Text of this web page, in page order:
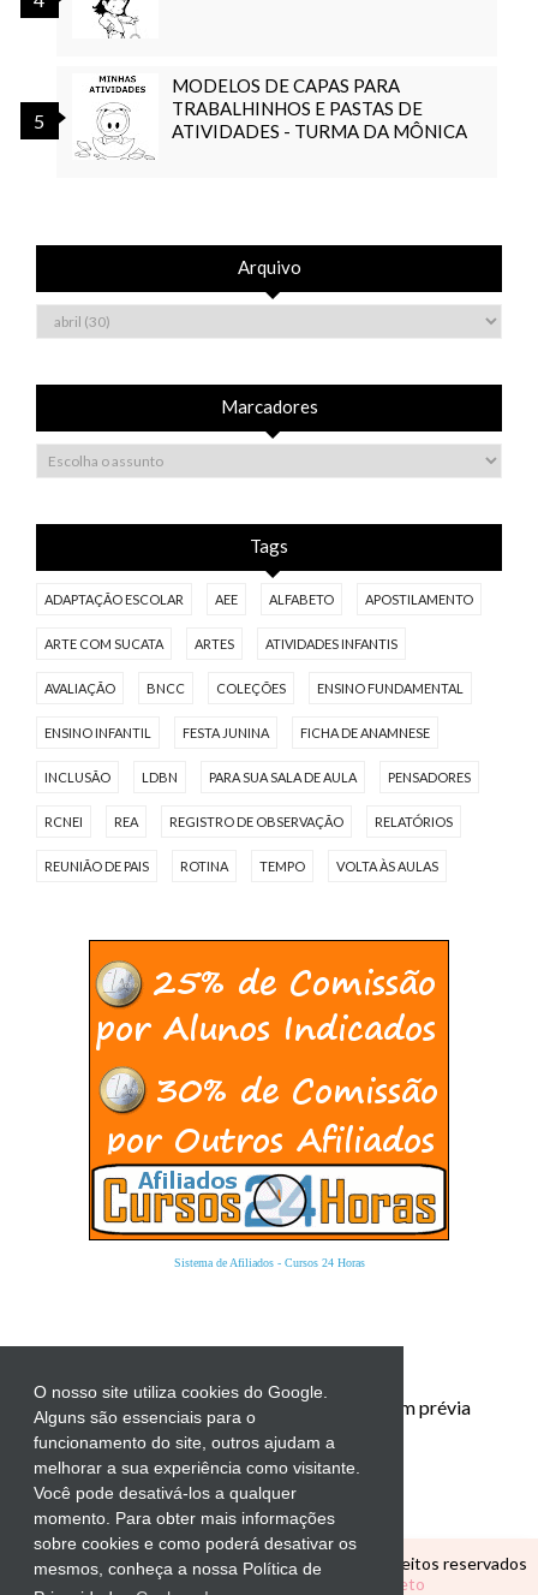
O nosso site utiliza cookies do Google.
Alguns são essenciais para o
funcionamento do site, outros ajudam a
melhorar a sua experiência como visitante.
Você pode desativá-los a qualquer
momento. Para obter mais informações
sobre cookies e como poderá desativar os
mesmos, conheça a nossa Política de
MODELOS DE CAPAS PARA
TRABALHINHOS E PASTAS DE
ATIVIDADES - TURMA DA MÔNICA
Arquivo
Marcadores
Tags
ADAPTAÇÃO ESCOLAR AEE ALFABETO APOSTILAMENTO
ARTE COM SUCATA ARTES ATIVIDADES INFANTIS
AVALIAÇÃO BNCC COLEÇÕES ENSINO FUNDAMENTAL
ENSINO INFANTIL FESTA JUNINA FICHA DE ANAMNESE
INCLUSÃO LDBN PARA SUA SALA DE AULA PENSADORES
RCNEI REA REGISTRO DE OBSERVAÇÃO RELATÓRIOS
REUNIÃO DE PAIS ROTINA TEMPO VOLTA ÀS AULAS
Sistema de Afiliados- Cursos 24 Horas
Proibida a reprodução total ou parcial sem prévia
autorização.
Copyright © CANTINHO EDUCATIVOTodos os direitos reservados
Tema Personalizado por
Elaine Gaspareto